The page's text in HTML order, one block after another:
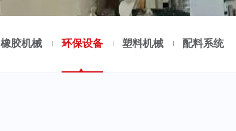
橡胶机械 环保设备 塑料机械 配料系统